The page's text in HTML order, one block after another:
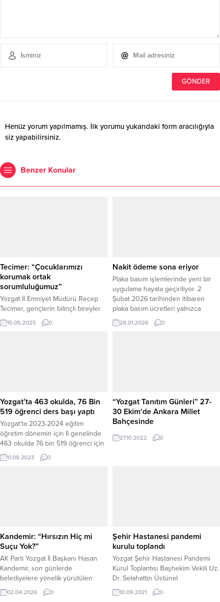
Henüz yorum yapılmamış. İlk yorumu yukarıdaki form aracılığıyla
siz yapabilirsiniz.
Benzer Konular
Tecimer: “Çocuklarımızı
korumak ortak
sorumluluğumuz”
Yozgat İl Emniyet Müdürü Recep
Tecimer, gençlerin bilinçli bireyler
olarak yetişmesi için eğitimin,
desteğin ve doğru yönlendirmenin
Sürüklenen Çocuklar: Farkında
Mıyız?” konulu seminer, gençlerin
suça karşı bilinçlendirilmesi
açısından önemli bir etkinliğe...
15.05.2025 0
Nakit ödeme sona eriyor
Plaka basım işlemlerinde yeni bir
uygulama hayata geçiriliyor. 2
Şubat 2026 tarihinden itibaren
plaka basım ücretleri yalnızca
banka kanalıyla ödenecek. Türkiye
Şoförler ve Otomobilciler
güvenli ve hızlı bir şekilde...
28.01.2026 0
Yozgat’ta 463 okulda, 76 Bin
519 öğrenci ders başı yaptı
Yozgat’ta 2023-2024 eğitim
öğretim dönemin için İl genelinde
463 okulda 76 bin 519 öğrenci için
ders zili çaldı.
11.09.2023 0
“Yozgat Tanıtım Günleri” 27-
30 Ekim’de Ankara Millet
Bahçesinde
27.10.2022 0
Kandemir: “Hırsızın Hiç mi
Suçu Yok?”
AK Parti Yozgat İl Başkanı Hasan
Kandemir, son günlerde
belediyelere yönelik yürütülen
yolsuzluk soruşturmaları üzerinden
yargıyı hedef alan açıklamalara
02.04.2026 0
Şehir Hastanesi pandemi
kurulu toplandı
Yozgat Şehir Hastanesi Pandemi
Kurul Toplantısı Başhekim Vekili Uz.
Dr. Selahattin Üstünel
Başkanlığında yapıldı.
10.09.2021 0